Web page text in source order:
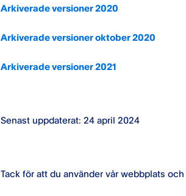
Arkiverade versioner 2020
Arkiverade versioner oktober 2020
Arkiverade versioner 2021
Senast uppdaterat: 24 april 2024
Tack för att du använder vår webbplats